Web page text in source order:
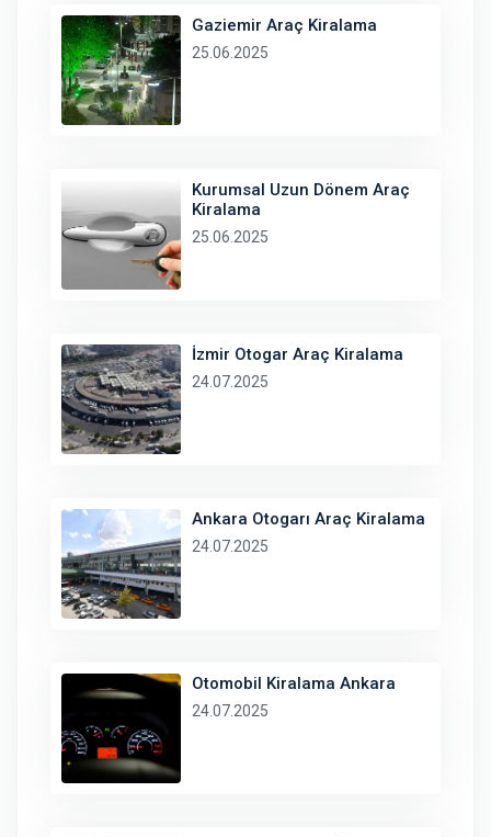
Gaziemir Araç Kiralama
25.06.2025
Kurumsal Uzun Dönem Araç
Kiralama
25.06.2025
İzmir Otogar Araç Kiralama
24.07.2025
Ankara Otogarı Araç Kiralama
24.07.2025
Otomobil Kiralama Ankara
24.07.2025